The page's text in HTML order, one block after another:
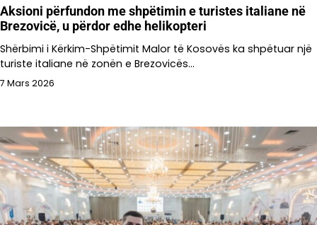
Aksioni përfundon me shpëtimin e turistes italiane në
Brezovicë, u përdor edhe helikopteri
Shërbimi i Kërkim-Shpëtimit Malor të Kosovës ka shpëtuar një
turiste italiane në zonën e Brezovicës…
7 Mars 2026